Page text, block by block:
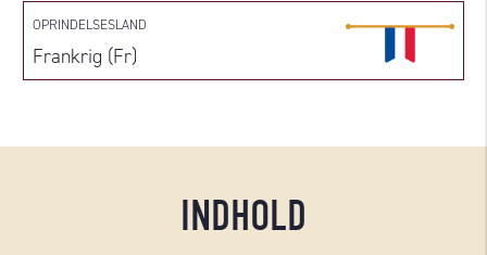
OPRINDELSESLAND
Frankrig (Fr)
INDHOLD